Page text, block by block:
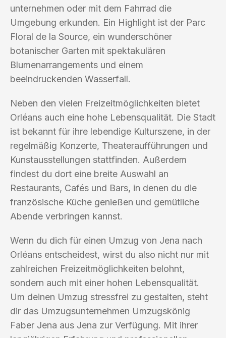
unternehmen oder mit dem Fahrrad die
Umgebung erkunden. Ein Highlight ist der Parc
Floral de la Source, ein wunderschöner
botanischer Garten mit spektakulären
Blumenarrangements und einem
beeindruckenden Wasserfall.
Neben den vielen Freizeitmöglichkeiten bietet
Orléans auch eine hohe Lebensqualität. Die Stadt
ist bekannt für ihre lebendige Kulturszene, in der
regelmäßig Konzerte, Theateraufführungen und
Kunstausstellungen stattfinden. Außerdem
findest du dort eine breite Auswahl an
Restaurants, Cafés und Bars, in denen du die
französische Küche genießen und gemütliche
Abende verbringen kannst.
Wenn du dich für einen Umzug von Jena nach
Orléans entscheidest, wirst du also nicht nur mit
zahlreichen Freizeitmöglichkeiten belohnt,
sondern auch mit einer hohen Lebensqualität.
Um deinen Umzug stressfrei zu gestalten, steht
dir das Umzugsunternehmen Umzugskönig
Faber Jena aus Jena zur Verfügung. Mit ihrer